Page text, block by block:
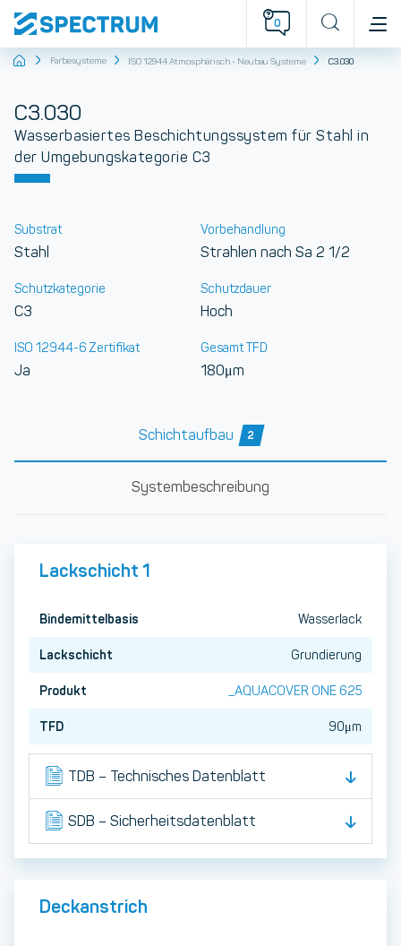
0
StartseiteFarbesysteme ISO 12944 Atmosphärisch - Neubau Systeme C3.030
C3.030
Wasserbasiertes Beschichtungssystem für Stahl in
der Umgebungskategorie C3
Substrat
Stahl
Vorbehandlung
Strahlen nach Sa 2 1/2
Schutzkategorie
C3
Schutzdauer
Hoch
ISO 12944-6 Zertifikat
Ja
Gesamt TFD
180μm
Schichtaufbau 2
Systembeschreibung
Lackschicht 1
Bindemittelbasis Wasserlack
Lackschicht Grundierung
Produkt _AQUACOVER ONE 625
TFD 90μm
TDB – Technisches Datenblatt
SDB – Sicherheitsdatenblatt
Deckanstrich